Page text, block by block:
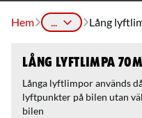
Hem ... Lång
Lång lyftlimpa
Långa lyftlimpor används
lyftpunkter på bilen utan
bilen